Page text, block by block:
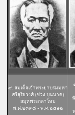
๙. สมเด็จเจ้าพระยาบรมมหา
ศรีสุริยวงศ์ (ช่วง บุนนาค)
สมุหพระกลาโหม
พ.ศ.๒๓๙๘ - พ.ศ.๒๔๑๒